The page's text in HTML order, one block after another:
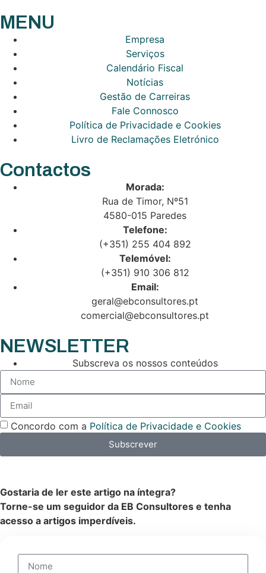
MENU
Empresa
Serviços
Calendário Fiscal
Notícias
Gestão de Carreiras
Fale Connosco
Política de Privacidade e Cookies
Livro de Reclamações Eletrónico
Contactos
Morada:
Rua de Timor, Nº51
4580-015 Paredes
Telefone:
(+351) 255 404 892
Telemóvel:
(+351) 910 306 812
Email:
geral@ebconsultores.pt
comercial@ebconsultores.pt
NEWSLETTER
Subscreva os nossos conteúdos
Concordo com a Política de Privacidade e Cookies
Subscrever
Gostaria de ler este artigo na íntegra?
Torne-se um seguidor da EB Consultores e tenha
acesso a artigos imperdíveis.